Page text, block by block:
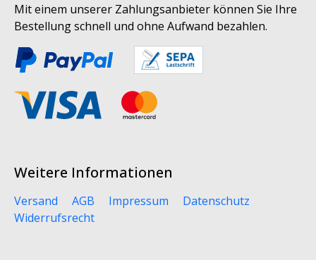
Mit einem unserer Zahlungsanbieter können Sie Ihre
Bestellung schnell und ohne Aufwand bezahlen.
Weitere Informationen
Versand AGB Impressum
Datenschutz
Widerrufsrecht